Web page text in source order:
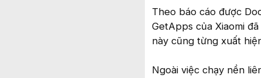
Theo báo cáo được
GetApps của Xiaomi
này cũng từng xuất
Ngoài việc chạy nền